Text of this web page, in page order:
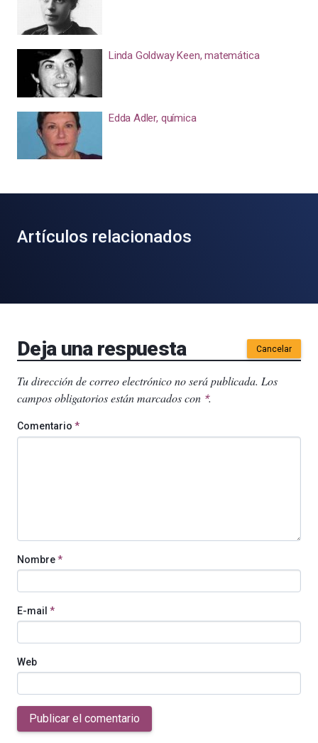
Linda Goldway Keen, matemática
Edda Adler, química
Artículos relacionados
Deja una respuesta Cancelar
Tu dirección de correo electrónico no será publicada. Los
campos obligatorios están marcados con *.
Comentario *
Nombre*
E-mail *
Web
Publicar el comentario